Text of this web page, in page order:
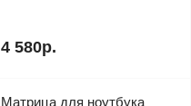
4 580р.
Матрица для ноутбука